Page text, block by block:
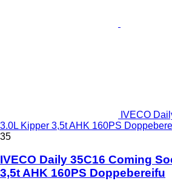
IVECO
3.0L Kipper 3,5t AHK 160PS
35
IVECO Daily 35C16 Coming
3,5t AHK 160PS Doppebereifu